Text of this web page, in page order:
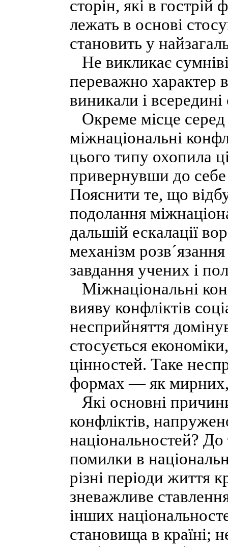
сторін, які в
лежать в основі
становить у
Не викликає
переважно характер
виникали і
Окреме місце серед
міжнаціональні
цього типу охопила
привернувши до себе
Пояснити те, що
подолання
дальшій ескалації
механізм
завдання учених і
Міжнаціональні
вияву конфліктів
несприйняття
стосується
цінностей. Таке
формах — як мирних,
Які основні
конфліктів,
національностей?
помилки в
різні періоди життя
зневажливе
інших
становища в країні;